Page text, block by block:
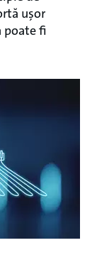
ușor
poate fi